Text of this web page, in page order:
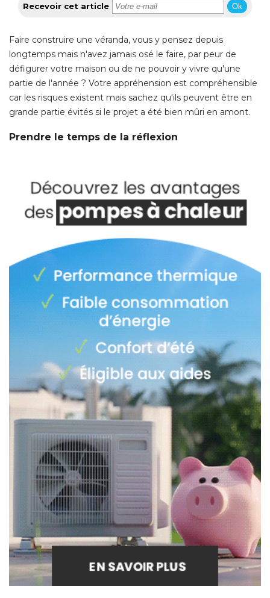
Recevoir cet article Ok
Faire construire une véranda, vous y pensez depuis
longtemps mais n'avez jamais osé le faire, par peur de
défigurer votre maison ou de ne pouvoir y vivre qu'une
partie de l'année ? Votre appréhension est compréhensible
car les risques existent mais sachez qu'ils peuvent être en
grande partie évités si le projet a été bien mûri en amont.
Prendre le temps de la réflexion
Avant d'aller frapper à la porte d'un constructeur de
vérandas ou d'un artisan spécialisé, prenez le temps de bien
cerner vos besoins. Interrogez-vous sur la fonction que